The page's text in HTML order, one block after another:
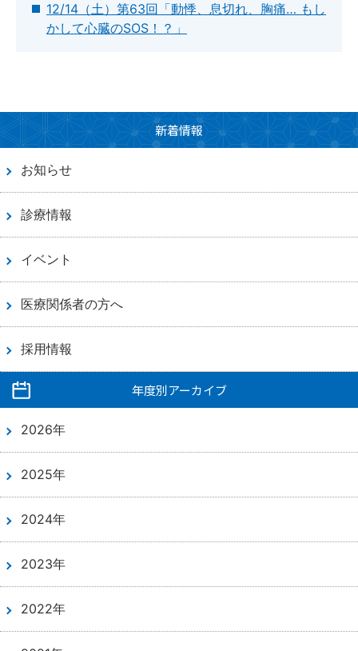
12/14（土）第63回「動悸、息切れ、胸痛… もし
かして心臓のSOS！？」
新着情報
お知らせ
診療情報
イベント
医療関係者の方へ
採用情報
年度別アーカイブ
2026年
2025年
2024年
2023年
2022年